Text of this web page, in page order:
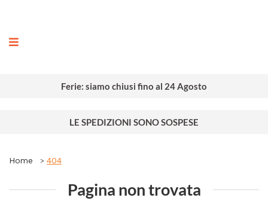
Ferie: siamo chiusi fino al 24 Agosto
LE SPEDIZIONI SONO SOSPESE
Home 404
Pagina non trovata